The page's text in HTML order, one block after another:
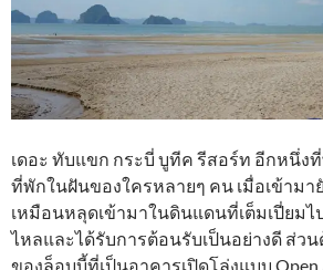
เดอะ ทับแขก กระบี่ บูทีค รีสอร์ท อีกหนึ่ง
ที่พักในฝันของใครหลายๆ คน เมื่อเข้าม
เหมือนหลุดเข้ามาในดินแดนที่เต็มเปี่ยม
ไหลและได้รับการต้อนรับเป็นอย่างดี ส่ว
ของล็อบบี้ที่เป็นอาคารเปิดโล่งแบบ